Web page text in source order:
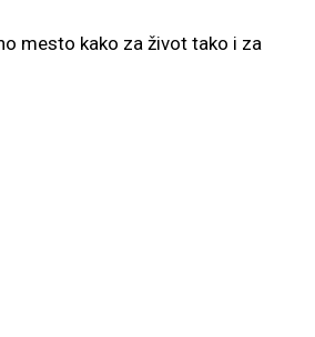
mesto kako za život tako i za